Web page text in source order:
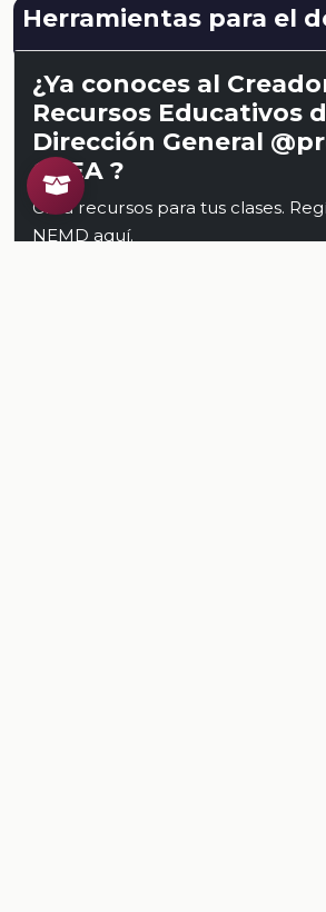
Herramientas para el
¿Ya conoces al
Recursos Educativos
Dirección General
CREA ?
Crea recursos para tus clases.
NEMD aquí.